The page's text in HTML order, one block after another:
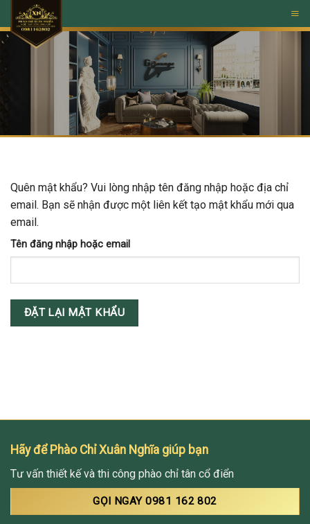
to
content
Quên mật khẩu? Vui lòng nhập tên đăng nhập hoặc địa chỉ
email. Bạn sẽ nhận được một liên kết tạo mật khẩu mới qua
email.
Tên đăng nhập hoặc email
ĐẶT LẠI MẬT KHẨU
Hãy để Phào Chỉ Xuân Nghĩa giúp bạn
Tư vấn thiết kế và thi công phào chỉ tân cổ điển
GỌI NGAY 0981 162 802